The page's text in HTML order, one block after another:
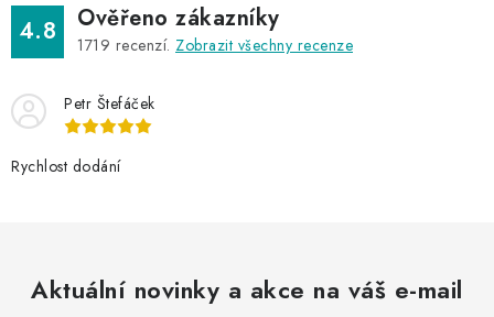
4.8 Ověřeno zákazníky
1719 recenzí. Zobrazit všechny recenze
Petr Štefáček
Rychlost dodání
Aktuální novinky a akce na váš e-mail